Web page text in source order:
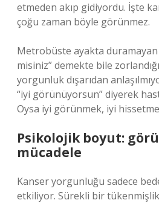
etmeden akıp gidiyordu. İşte
çoğu zaman böyle görünmez.
Metrobüste ayakta
misiniz” demekte bile
yorgunluk dışarıdan
“iyi görünüyorsun” diyerek
Oysa iyi görünmek, iyi
Psikolojik boyut:
mücadele
Kanser yorgunluğu sadece
etkiliyor. Sürekli bir